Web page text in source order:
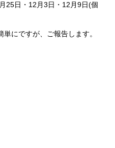
25日・12月3日・12月9日(個
にですが、ご報告します。